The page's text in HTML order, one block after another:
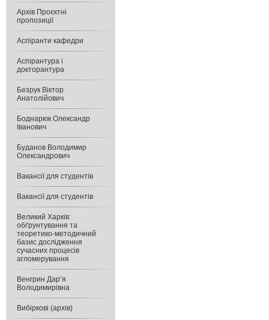
Архів Проєктні
пропозиції
Аспіранти кафедри
Аспірантура і
докторантура
Безрук Віктор
Анатолійович
Боднарюк Олександр
Іванович
Буданов Володимир
Олександрович
Вакансії для студентів
Вакансії для студентів
Великий Харків:
обґрунтування та
теоретико-методичний
базис дослідження
сучасних процесів
агломерування
Венгрин Дар’я
Володимирівна
Вибіркові (архів)